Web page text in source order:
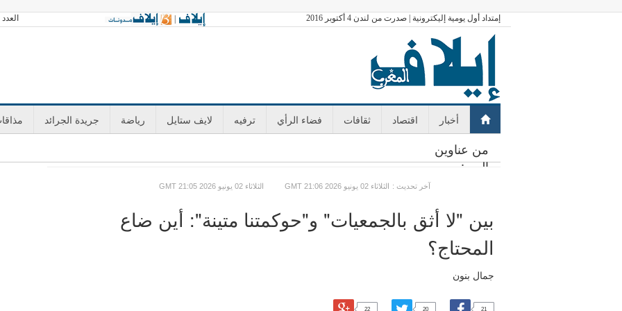
إمتداد أول يومية إليكترونية | صدرت من لندن 4 أكتوبر 2016 العدد 3601 الخميس 06 أغسطس 2026 آخر تحديث GMT 02:00 |
أخبار اقتصاد ثقافات فضاء الرأي ترفيه لايف ستايل رياضة جريدة الجرائد
من عناوين
اليوم:
GMT الثلاثاء 02 يونيو 2026 21:05 GMT الثلاثاء 02 يونيو 2026 21:06 : آخر تحديث
بين "لا أثق بالجمعيات" و"حوكمتنا متينة": أين ضاع
المحتاج؟
جمال بنون
21
20
22